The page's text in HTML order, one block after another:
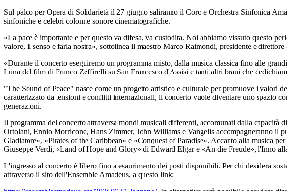
Sul palco per Opera di Solidarietà il 27 giugno saliranno il Coro e Orchestra Sinfonica
sinfoniche e celebri colonne sonore cinematografiche.
«La pace è importante e per questo va difesa, va custodita. Noi abbiamo vissuto questo
valore, il senso e farla nostra», sottolinea il maestro Marco Raimondi, presidente e direttore
«Durante il concerto eseguiremo un programma misto, dalla musica classica fino alle
Luna del film di Franco Zeffirelli su San Francesco d'Assisi e tanti altri brani che
"The Sound of Peace" nasce come un progetto artistico e culturale per promuove i valori
caratterizzato da tensioni e conflitti internazionali, il concerto vuole diventare uno spazio
generazioni.
Il programma del concerto attraversa mondi musicali differenti, accomunati dalla
Ortolani, Ennio Morricone, Hans Zimmer, John Williams e Vangelis accompagneranno
Gladiatore», «Pirates of the Caribbean» e «Conquest of Paradise». Accanto alla musica
Giuseppe Verdi, «Land of Hope and Glory» di Edward Elgar e «An die Freude», l'Inno
L'ingresso al concerto è libero fino a esaurimento dei posti disponibili. Per chi desidera
attraverso il sito dell'Ensemble Amadeus, a questo link: